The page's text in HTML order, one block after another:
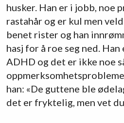
husker. Han er i jobb, noe
rastahår og er kul men
benet rister og han
hasj for å roe seg ned.
ADHD og det er ikke noe
han: «De guttene ble
det er fryktelig, men vet